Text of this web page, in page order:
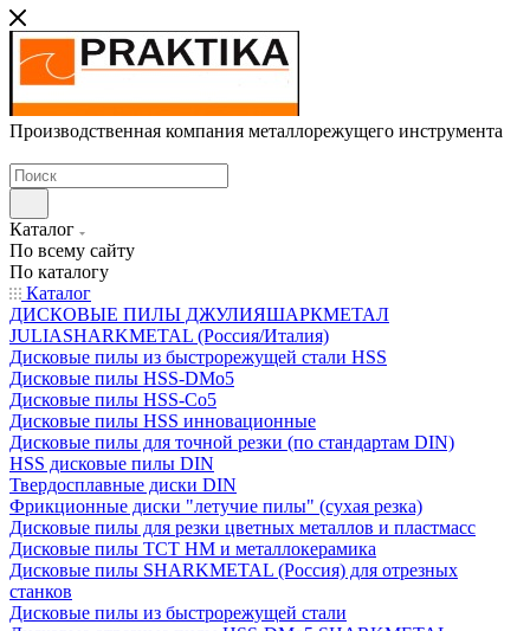
Производственная компания металлорежущего инструмента
Каталог
По всему сайту
По каталогу
Каталог
ДИСКОВЫЕ ПИЛЫ ДЖУЛИЯШАРКМЕТАЛ
JULIASHARKMETAL (Россия/Италия)
Дисковые пилы из быстрорежущей стали HSS
Дисковые пилы HSS-DMo5
Дисковые пилы HSS-Co5
Дисковые пилы HSS инновационные
Дисковые пилы для точной резки (по стандартам DIN)
HSS дисковые пилы DIN
Твердосплавные диски DIN
Фрикционные диски "летучие пилы" (сухая резка)
Дисковые пилы для резки цветных металлов и пластмасс
Дисковые пилы ТСТ НМ и металлокерамика
Дисковые пилы SHARKMETAL (Россия) для отрезных
станков
Дисковые пилы из быстрорежущей стали